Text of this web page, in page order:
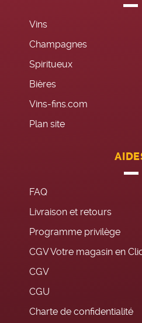
Vins
Champagnes
Spiritueux
Bières
Vins-fins.com
Plan site
FAQ
Livraison et retours
Programme privilège
CGV Votre magasin en
CGV
CGU
Charte de confidentialité